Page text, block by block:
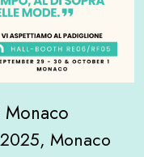
Monaco
Monaco